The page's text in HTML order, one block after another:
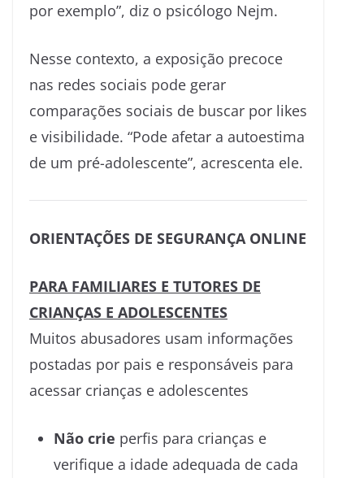
por exemplo”, diz o psicólogo Nejm.
Nesse contexto, a exposição precoce
nas redes sociais pode gerar
comparações sociais de buscar por likes
e visibilidade. “Pode afetar a autoestima
de um pré-adolescente”, acrescenta ele.
ORIENTAÇÕES DE SEGURANÇA ONLINE
PARA FAMILIARES E TUTORES DE
CRIANÇAS E ADOLESCENTES
Muitos abusadores usam informações
postadas por pais e responsáveis para
acessar crianças e adolescentes
Não crie perfis para crianças e
verifique a idade adequada de cada